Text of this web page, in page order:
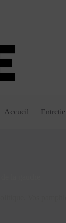
Accueil